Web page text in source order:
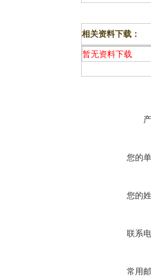
相关资料下载：
暂无资料下载
您的
您的
联系
常用